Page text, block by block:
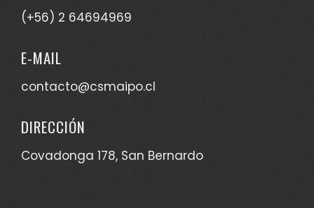
(+56) 2 64694969
E-MAIL
contacto@csmaipo.cl
DIRECCIÓN
Covadonga 178, San Bernardo